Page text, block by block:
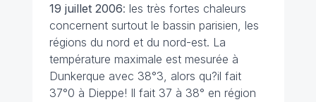
19 juillet 2006: les très fortes chaleurs
concernent surtout le bassin parisien, les
régions du nord et du nord-est. La
température maximale est mesurée à
Dunkerque avec 38°3, alors qu?il fait
37°0 à Dieppe! Il fait 37 à 38° en région